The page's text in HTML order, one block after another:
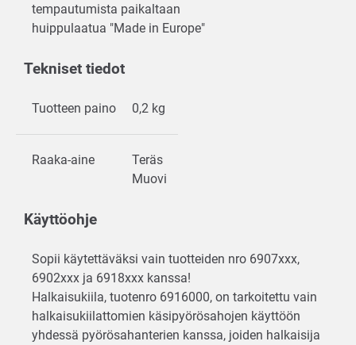
tempautumista paikaltaan
huippulaatua "Made in Europe"
Tekniset tiedot
Tuotteen paino 0,2 kg
Raaka-aine
Teräs
Muovi
Käyttöohje
Sopii käytettäväksi vain tuotteiden nro 6907xxx,
6902xxx ja 6918xxx kanssa!
Halkaisukiila, tuotenro 6916000, on tarkoitettu vain
halkaisukiilattomien käsipyörösahojen käyttöön
yhdessä pyörösahanterien kanssa, joiden halkaisija